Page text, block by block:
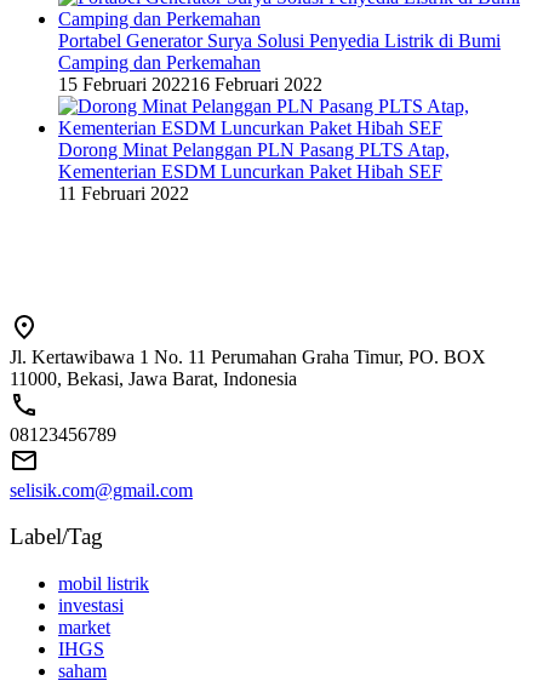
Portabel Generator Surya Solusi Penyedia Listrik di Bumi
Camping dan Perkemahan
15 Februari 202216 Februari 2022
Dorong Minat Pelanggan PLN Pasang PLTS Atap,
Kementerian ESDM Luncurkan Paket Hibah SEF
11 Februari 2022
Jl. Kertawibawa 1 No. 11 Perumahan Graha Timur, PO. BOX
11000, Bekasi, Jawa Barat, Indonesia
08123456789
selisik.com@gmail.com
Label/Tag
mobil listrik
investasi
market
IHGS
saham